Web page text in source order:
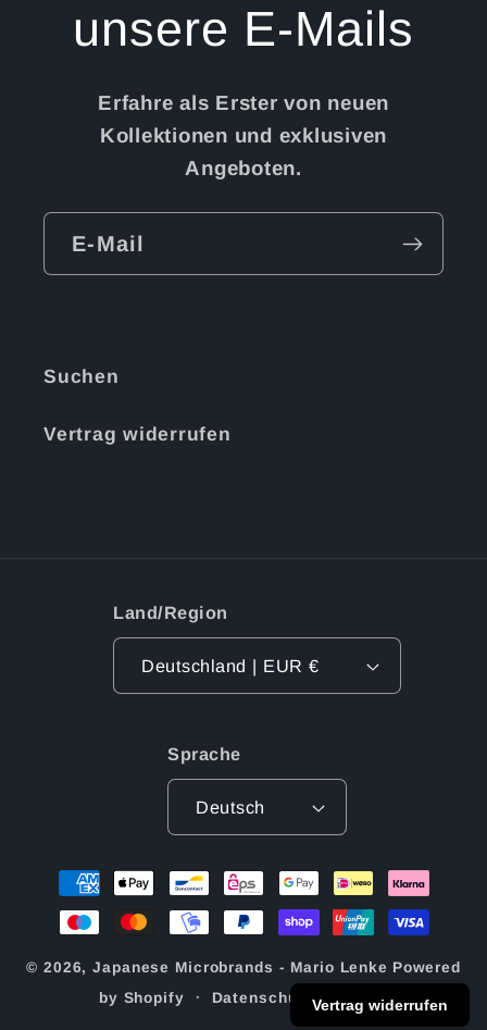
unsere E-Mails
Erfahre als Erster von neuen
Kollektionen und exklusiven
Angeboten.
E-Mail
Suchen
Vertrag widerrufen
Land/Region
Deutschland | EUR €
Sprache
Deutsch
Zahlungsmethoden
© 2026,Japanese Microbrands - Mario Lenke Powered
by Shopify
Datenschutzerklärung
Vertrag widerrufen